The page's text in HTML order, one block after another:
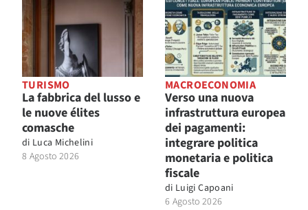
TURISMO
La fabbrica del lusso e
le nuove élites
comasche
di Luca Michelini
8 Agosto 2026
MACROECONOMIA
Verso una nuova
infrastruttura europea
dei pagamenti:
integrare politica
monetaria e politica
fiscale
di Luigi Capoani
6 Agosto 2026